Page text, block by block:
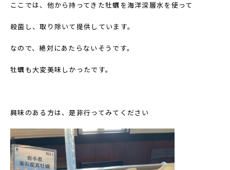
ここでは、他から持ってきた牡蠣を海洋深層水を使って
殺菌し、取り除いて提供しています。
なので、絶対にあたらないそうです。
牡蠣も大変美味しかったです。
興味のある方は、是非行ってみてください